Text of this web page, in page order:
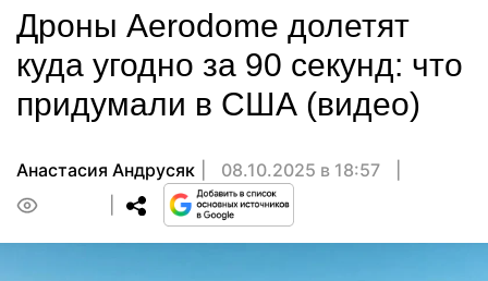
Дроны Aerodome долетят
куда угодно за 90 секунд: что
придумали в США (видео)
Анастасия Андрусяк
08.10.2025 в 18:57